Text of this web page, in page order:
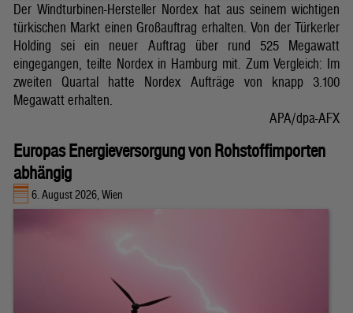
Der Windturbinen-Hersteller Nordex hat aus seinem wichtigen
türkischen Markt einen Großauftrag erhalten. Von der Türkerler
Holding sei ein neuer Auftrag über rund 525 Megawatt
eingegangen, teilte Nordex in Hamburg mit. Zum Vergleich: Im
zweiten Quartal hatte Nordex Aufträge von knapp 3.100
Megawatt erhalten.
APA/dpa-AFX
Europas Energieversorgung von Rohstoffimporten
abhängig
6. August 2026, Wien